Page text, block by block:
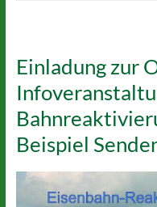
Einladung zur
Beispiel